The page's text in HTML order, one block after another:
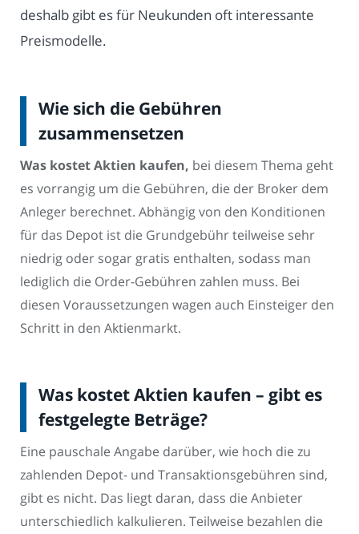
deshalb gibt es für Neukunden oft interessante
Preismodelle.
Wie sich die Gebühren
zusammensetzen
Was kostet Aktien kaufen, bei diesem Thema geht
es vorrangig um die Gebühren, die der Broker dem
Anleger berechnet. Abhängig von den Konditionen
für das Depot ist die Grundgebühr teilweise sehr
niedrig oder sogar gratis enthalten, sodass man
lediglich die Order-Gebühren zahlen muss. Bei
diesen Voraussetzungen wagen auch Einsteiger den
Schritt in den Aktienmarkt.
Was kostet Aktien kaufen – gibt es
festgelegte Beträge?
Eine pauschale Angabe darüber, wie hoch die zu
zahlenden Depot- und Transaktionsgebühren sind,
gibt es nicht. Das liegt daran, dass die Anbieter
unterschiedlich kalkulieren. Teilweise bezahlen die